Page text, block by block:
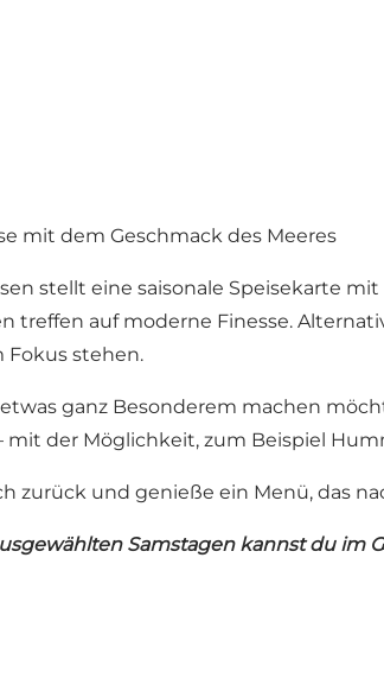
mit dem Geschmack des Meeres
stellt eine saisonale Speisekarte
treffen auf moderne Finesse.
Fokus stehen.
ganz Besonderem machen
mit der Möglichkeit, zum Beispiel
zurück und genieße ein Menü, das
Samstagen kannst du im